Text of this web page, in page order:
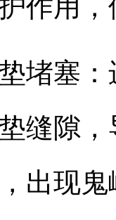
作用
堵塞
缝隙
出现